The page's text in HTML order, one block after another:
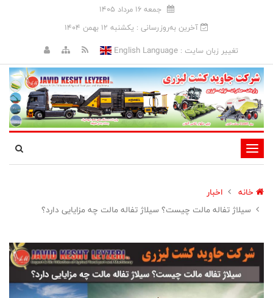
جمعه 16 مرداد 1405
آخرین به‌روزرسانی : يکشنبه 12 بهمن 1404
تغییر زبان سایت :English Language
تغییر
وضعیت
ناوبری
خانه
اخبار
سیلاژ تفاله مالت چیست؟ سیلاژ تفاله مالت چه مزایایی دارد؟